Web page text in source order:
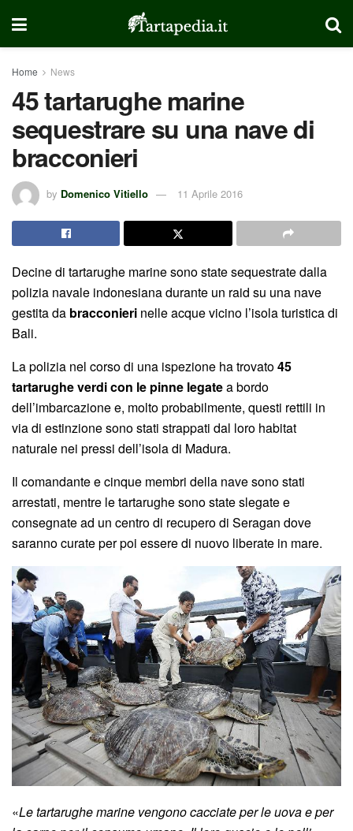
Home News
45 tartarughe marine
sequestrare su una nave di
bracconieri
by Domenico Vitiello 11 Aprile 2016
Decine di tartarughe marine sono state sequestrate dalla
polizia navale indonesiana durante un raid su una nave
gestita da bracconieri nelle acque vicino l’isola turistica di
Bali.
La polizia nel corso di una ispezione ha trovato45
tartarughe verdi con le pinne legatea bordo
dell’imbarcazione e, molto probabilmente, questi rettili in
via di estinzione sono stati strappati dal loro habitat
naturale nei pressi dell’isola di Madura.
Il comandante e cinque membri della nave sono stati
arrestati, mentre le tartarughe sono state slegate e
consegnate ad un centro di recupero di Seragan dove
saranno curate per poi essere di nuovo liberate in mare.
«Le tartarughe marine vengono cacciate per le uova e per